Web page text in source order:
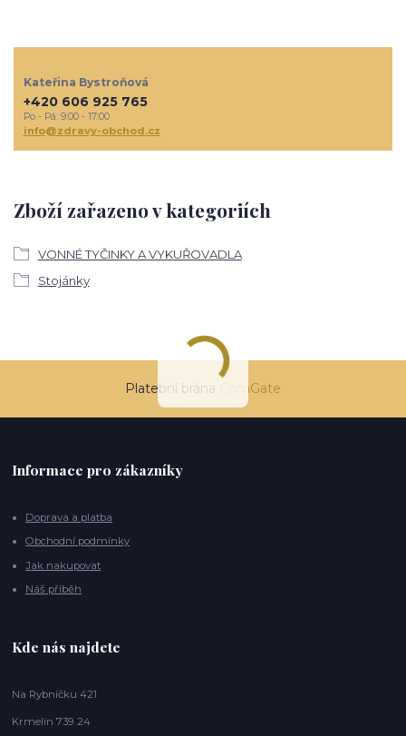
Zboží zařazeno v kategoriích
VONNÉ TYČINKY A VYKUŘOVADLA
Stojánky
Kateřina Bystroňová
+420 606 925 765
Po - Pá: 9:00 - 17:00
info@zdravy-obchod.cz
Platební brána ComGate
Informace pro zákazníky
Doprava a platba
Obchodní podmínky
Jak nakupovat
Náš příběh
Kde nás najdete
Na Rybníčku 421
Krmelín 739 24